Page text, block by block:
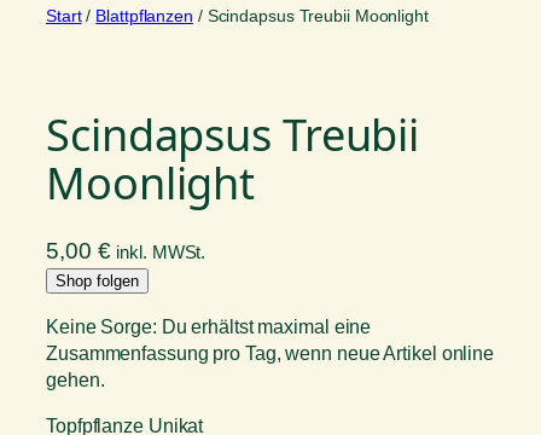
Start/ Blattpflanzen / Scindapsus Treubii Moonlight
Scindapsus Treubii
Moonlight
5,00 € inkl. MWSt.
Shop folgen
Keine Sorge: Du erhältst maximal eine
Zusammenfassung pro Tag, wenn neue Artikel online
gehen.
Topfpflanze Unikat